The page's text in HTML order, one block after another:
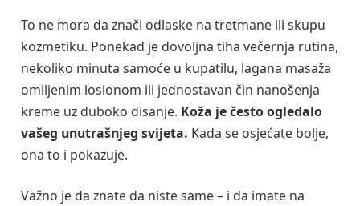
To ne mora da znači odlaske na tretmane ili skupu
kozmetiku. Ponekad je dovoljna tiha večernja rutina,
nekoliko minuta samoće u kupatilu, lagana masaža
omiljenim losionom ili jednostavan čin nanošenja
kreme uz duboko disanje. Koža je često ogledalo
vašeg unutrašnjeg svijeta. Kada se osjećate bolje,
ona to i pokazuje.
Važno je da znate da niste same – i da imate na